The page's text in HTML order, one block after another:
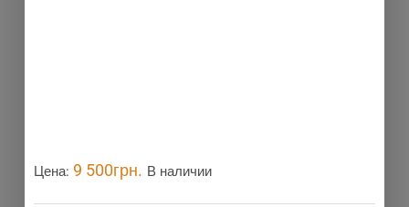
Цена: 9 500грн. В наличии